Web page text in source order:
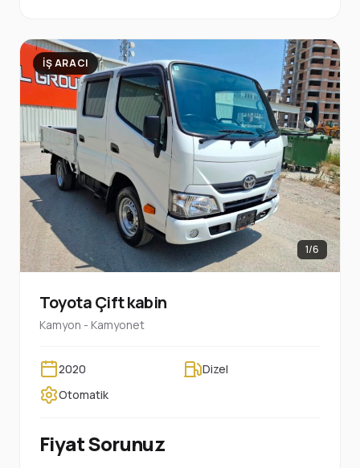
İŞ ARACI
1/6
Toyota Çift kabin
Kamyon - Kamyonet
2020
Dizel
Otomatik
Fiyat Sorunuz